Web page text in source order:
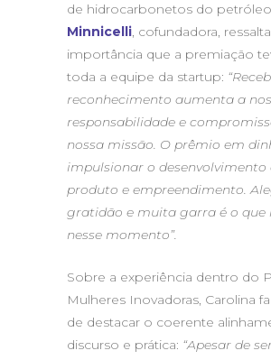
de hidrocarbonetos do
Minnicelli, cofundadora,
importância que a premiação
toda a equipe da startup:
reconhecimento aumenta a
responsabilidade e
nossa missão. O prêmio em
impulsionar o desenvolvimento
produto e empreendimento.
gratidão e muita garra é o que
nesse momento”.
Sobre a experiência dentro do
Mulheres Inovadoras, Carolina
de destacar o coerente
discurso e prática: “Apesar de